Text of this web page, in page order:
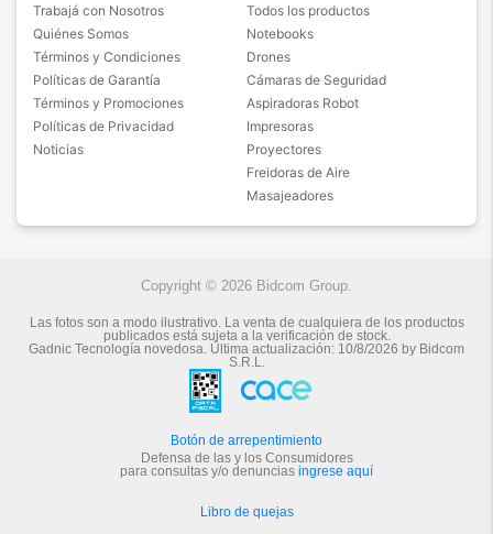
Trabajá con Nosotros
Quiénes Somos
Términos y Condiciones
Políticas de Garantía
Términos y Promociones
Políticas de Privacidad
Noticias
Todos los productos
Notebooks
Drones
Cámaras de Seguridad
Aspiradoras Robot
Impresoras
Proyectores
Freidoras de Aire
Masajeadores
Copyright © 2026 Bidcom Group.
Las fotos son a modo ilustrativo. La venta de cualquiera de los productos
publicados está sujeta a la verificación de stock.
Gadnic Tecnología novedosa. Última actualización: 10/8/2026 by Bidcom
S.R.L.
Botón de arrepentimiento
Defensa de las y los Consumidores
para consultas y/o denuncias ingrese aquí
Libro de quejas